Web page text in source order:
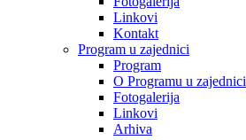
Linkovi
Kontakt
Program u zajednici
Program
O Programu u zajednici
Fotogalerija
Linkovi
Arhiva